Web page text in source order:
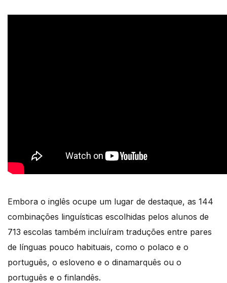
Embora o inglês ocupe um lugar de destaque, as 144
combinações linguísticas escolhidas pelos alunos de
713 escolas também incluíram traduções entre pares
de línguas pouco habituais, como o polaco e o
português, o esloveno e o dinamarquês ou o
português e o finlandês.